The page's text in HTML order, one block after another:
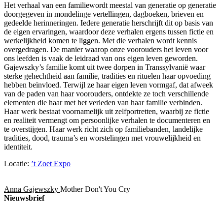
Het verhaal van een familiewordt meestal van generatie op generatie
doorgegeven in mondelinge vertellingen, dagboeken, brieven en
gedeelde herinneringen. Iedere generatie herschrijft dit op basis van
de eigen ervaringen, waardoor deze verhalen ergens tussen fictie en
werkelijkheid komen te liggen. Met die verhalen wordt kennis
overgedragen. De manier waarop onze voorouders het leven voor
ons leefden is vaak de leidraad van ons eigen leven geworden.
Gajewszky’s familie komt uit twee dorpen in Transsylvanië waar
sterke gehechtheid aan familie, tradities en rituelen haar opvoeding
hebben beïnvloed. Terwijl ze haar eigen leven vormgaf, dat afweek
van de paden van haar voorouders, ontdekte ze toch verschillende
elementen die haar met het verleden van haar familie verbinden.
Haar werk bestaat voornamelijk uit zelfportretten, waarbij ze fictie
en realiteit vermengt om persoonlijke verhalen te documenteren en
te overstijgen. Haar werk richt zich op familiebanden, landelijke
tradities, dood, trauma’s en worstelingen met vrouwelijkheid en
identiteit.
Locatie: ’t Zoet Expo
Anna Gajewszky Mother Don't You Cry
Nieuwsbrief